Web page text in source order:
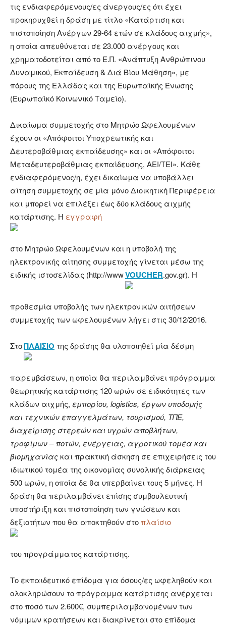
τις ενδιαφερόμενους/ες άνεργους/ες ότι έχει
προκηρυχθεί η δράση με τίτλο «Κατάρτιση και
πιστοποίηση Ανέργων 29-64 ετών σε κλάδους αιχμής»,
η οποία απευθύνεται σε 23.000 ανέργους και
χρηματοδοτείται από το Ε.Π. «Ανάπτυξη Ανθρώπινου
Δυναμικού, Εκπαίδευση & Διά Βίου Μάθηση», με
πόρους της Ελλάδας και της Ευρωπαϊκής Ένωσης
(Ευρωπαϊκό Κοινωνικό Ταμείο).
Δικαίωμα συμμετοχής στο Μητρώο Ωφελουμένων
έχουν οι «Απόφοιτοι Υποχρεωτικής και
Δευτεροβάθμιας εκπαίδευσης» και οι «Απόφοιτοι
Μεταδευτεροβάθμιας εκπαίδευσης, ΑΕΙ/ΤΕΙ». Κάθε
ενδιαφερόμενος/η, έχει δικαίωμα να υποβάλλει
αίτηση συμμετοχής σε μία μόνο Διοικητική Περιφέρεια
και μπορεί να επιλέξει έως δύο κλάδους αιχμής
κατάρτισης. Η εγγραφή
στο Μητρώο Ωφελουμένων και η υποβολή της
ηλεκτρονικής αίτησης συμμετοχής γίνεται μέσω της
ειδικής ιστοσελίδας (http://wwwVOUCHER.gov.gr). Η
προθεσμία υποβολής των ηλεκτρονικών αιτήσεων
συμμετοχής των ωφελουμένων λήγει στις 30/12/2016.
ΣτοΠΛΑΊΣΙΟ της δράσης θα υλοποιηθεί μία δέσμη
παρεμβάσεων, η οποία θα περιλαμβάνει πρόγραμμα
θεωρητικής κατάρτισης 120 ωρών σε ειδικότητες των
κλάδων αιχμής, εμπορίου, logistics, έργων υποδομής
και τεχνικών επαγγελμάτων, τουρισμού, ΤΠΕ,
διαχείρισης στερεών και υγρών αποβλήτων,
τροφίμων – ποτών, ενέργειας, αγροτικού τομέα και
βιομηχανίαςκαι πρακτική άσκηση σε επιχειρήσεις του
ιδιωτικού τομέα της οικονομίας συνολικής διάρκειας
500 ωρών, η οποία δε θα υπερβαίνει τους 5 μήνες. Η
δράση θα περιλαμβάνει επίσης συμβουλευτική
υποστήριξη και πιστοποίηση των γνώσεων και
δεξιοτήτων που θα αποκτηθούν στοπλαίσιο
του προγράμματος κατάρτισης.
Το εκπαιδευτικό επίδομα για όσους/ες ωφεληθούν και
ολοκληρώσουν το πρόγραμμα κατάρτισης ανέρχεται
στο ποσό των 2.600€, συμπεριλαμβανομένων των
νόμιμων κρατήσεων και διακρίνεται στο επίδομα